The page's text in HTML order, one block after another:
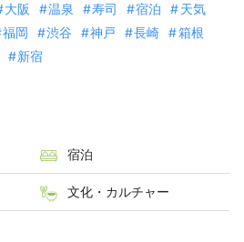
大阪 温泉 寿司 宿泊
天気
福岡 渋谷 神戸 長崎
箱根
新宿
宿泊
文化・カルチャー